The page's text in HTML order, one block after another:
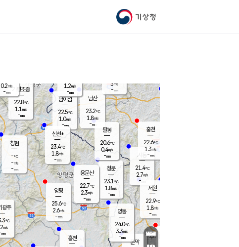
기상청
문막
남이섬
22.5℃
1.0m/s
-mm
남산
23.2℃
1.8m/s
-mm
청운
23.1℃
1.8m/s
-mm
팔봉
20.6℃
0.4m/s
-mm
양동
24.0℃
3.3m/s
-mm
광주
℃
m/s
mm
1.2m/s
-mm
가평조종
22.8℃
1.1 m/s
-mm
신천*
23.4℃
1.8m/s
-mm
창현
-℃
-m/s
-mm
0.2m/s
-mm
흥천
시동
21.4℃
2.7m/s
- mm
서원
22.9℃
1.8m/s
-mm
용문산
22.7℃
2.3m/s
-mm
홍천
22.6℃
1.3m/s
-mm
양평
25.6℃
2.6m/s
-mm
3m/s
-mm